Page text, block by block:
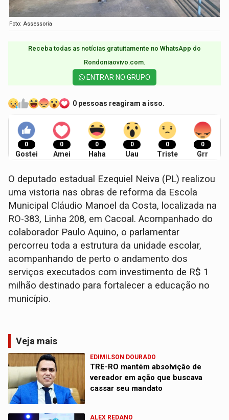
Foto: Assessoria
Receba todas as notícias gratuitamente no WhatsApp do
Rondoniaovivo.com.​
ENTRAR NO GRUPO
0 pessoas reagiram a isso.
0
Gostei
0
Amei
0
Haha
0
Uau
0
Triste
0
Grr
O deputado estadual Ezequiel Neiva (PL) realizou
uma vistoria nas obras de reforma da Escola
Municipal Cláudio Manoel da Costa, localizada na
RO-383, Linha 208, em Cacoal. Acompanhado do
colaborador Paulo Aquino, o parlamentar
percorreu toda a estrutura da unidade escolar,
acompanhando de perto o andamento dos
serviços executados com investimento de R$ 1
milhão destinado para fortalecer a educação no
município.
Veja mais
EDIMILSON DOURADO
TRE-RO mantém absolvição de
vereador em ação que buscava
cassar seu mandato
ALEX REDANO